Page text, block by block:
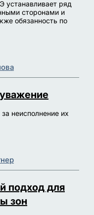
устанавливает ряд
сторонами и
обязанность по
неисполнение их
подход для
зон